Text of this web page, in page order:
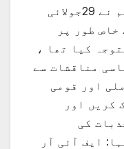
اور بے عملی ہے۔ ہم نے 29جولائی
طور پر
کیا تھا ،
مناقشات سے
اور قومی
کریں اور
کی
ایف آئی آر